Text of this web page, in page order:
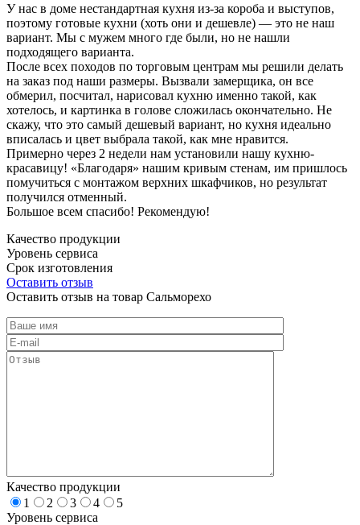
У нас в доме нестандартная кухня из-за короба и выступов,
поэтому готовые кухни (хоть они и дешевле) — это не наш
вариант. Мы с мужем много где были, но не нашли
подходящего варианта.
После всех походов по торговым центрам мы решили делать
на заказ под наши размеры. Вызвали замерщика, он все
обмерил, посчитал, нарисовал кухню именно такой, как
хотелось, и картинка в голове сложилась окончательно. Не
скажу, что это самый дешевый вариант, но кухня идеально
вписалась и цвет выбрала такой, как мне нравится.
Примерно через 2 недели нам установили нашу кухню-
красавицу! «Благодаря» нашим кривым стенам, им пришлось
помучиться с монтажом верхних шкафчиков, но результат
получился отменный.
Большое всем спасибо! Рекомендую!
Качество продукции
Уровень сервиса
Срок изготовления
Оставить отзыв
Оставить отзыв на товар Сальморехо
Качество продукции
1
2 3 4
5
Уровень сервиса